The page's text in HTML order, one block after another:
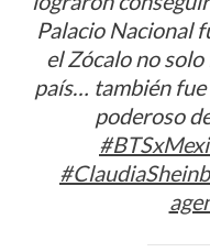
Palacio Nacional
el Zócalo no
país… también fue
poderoso